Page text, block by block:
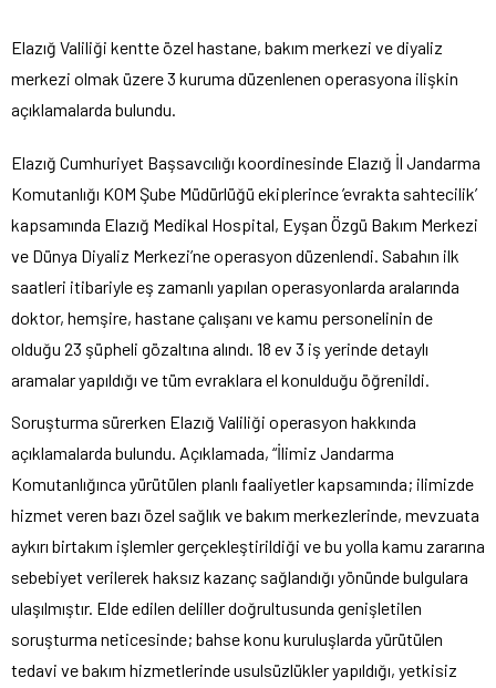
Elazığ Valiliği kentte özel hastane, bakım merkezi ve diyaliz
merkezi olmak üzere 3 kuruma düzenlenen operasyona ilişkin
açıklamalarda bulundu.
Elazığ Cumhuriyet Başsavcılığı koordinesinde Elazığ İl Jandarma
Komutanlığı KOM Şube Müdürlüğü ekiplerince ’evrakta sahtecilik’
kapsamında Elazığ Medikal Hospital, Eyşan Özgü Bakım Merkezi
ve Dünya Diyaliz Merkezi’ne operasyon düzenlendi. Sabahın ilk
saatleri itibariyle eş zamanlı yapılan operasyonlarda aralarında
doktor, hemşire, hastane çalışanı ve kamu personelinin de
olduğu 23 şüpheli gözaltına alındı. 18 ev 3 iş yerinde detaylı
aramalar yapıldığı ve tüm evraklara el konulduğu öğrenildi.
Soruşturma sürerken Elazığ Valiliği operasyon hakkında
açıklamalarda bulundu. Açıklamada, “İlimiz Jandarma
Komutanlığınca yürütülen planlı faaliyetler kapsamında; ilimizde
hizmet veren bazı özel sağlık ve bakım merkezlerinde, mevzuata
aykırı birtakım işlemler gerçekleştirildiği ve bu yolla kamu zararına
sebebiyet verilerek haksız kazanç sağlandığı yönünde bulgulara
ulaşılmıştır. Elde edilen deliller doğrultusunda genişletilen
soruşturma neticesinde; bahse konu kuruluşlarda yürütülen
tedavi ve bakım hizmetlerinde usulsüzlükler yapıldığı, yetkisiz